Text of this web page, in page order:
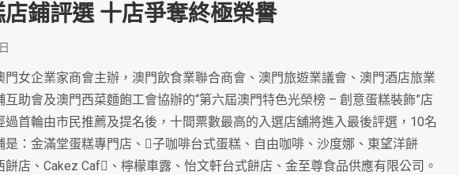
鋪評選 十店爭奪終極榮譽
門女企業家商會主辦，澳門飲食業聯合商會、澳門旅遊業議會、澳門酒店旅業
互助會及澳門西菜麵飽工會協辦的“第六屆澳門特色光榮榜 – 創意蛋糕裝飾”店
過首輪由市民推薦及提名後，十間票數最高的入選店舖將進入最後評選，10名
是：金滿堂蛋糕專門店、子咖啡台式蛋糕、自由咖啡、沙度娜、東望洋餅
餅店、Cakez Caf、檸檬車露、怡文軒台式餅店、金至尊食品供應有限公司。